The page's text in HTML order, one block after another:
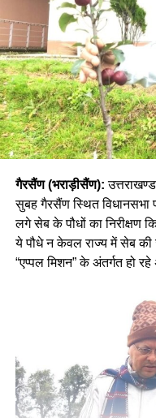
गैरसैंण (भराड़ीसैंण):
सुबह गैरसैंण स्थित विधानसभा
लगे सेब के पौधों का निरीक्षण
ये पौधे न केवल राज्य में सेब की
“एप्पल मिशन” के अंतर्गत हो रहे